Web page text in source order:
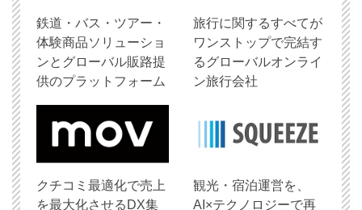
鉄道・バス・ツアー・
体験商品ソリューショ
ンとグローバル販路提
供のプラットフォーム
旅行に関するすべてが
ワンストップで完結す
るグローバルオンライ
ン旅行会社
クチコミ最適化で売上
を最大化させるDX集
観光・宿泊運営を、
AI×テクノロジーで再